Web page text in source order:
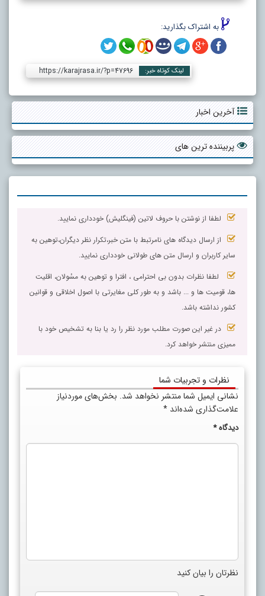
به اشتراک بگذارید:
لینک کوتاه خبر: https://karajrasa.ir/?p=47696
آخرین اخبار
پربیننده ترین های
لطفا از نوشتن با حروف لاتین (فینگلیش) خودداری نمایید.
از ارسال دیدگاه های نامرتبط با متن خبر،تکرار نظر دیگران،توهین به
سایر کاربران و ارسال متن های طولانی خودداری نمایید.
لطفا نظرات بدون بی احترامی ، افترا و توهین به مسٔولان، اقلیت
ها، قومیت ها و ... باشد و به طور کلی مغایرتی با اصول اخلاقی و قوانین
کشور نداشته باشد.
در غیر این صورت مطلب مورد نظر را رد یا بنا به تشخیص خود با
ممیزی منتشر خواهد کرد.
نظرات و تجربیات شما
نشانی ایمیل شما منتشر نخواهد شد. بخش‌های موردنیاز
علامت‌گذاری شده‌اند *
دیدگاه*
نظرتان را بیان کنید